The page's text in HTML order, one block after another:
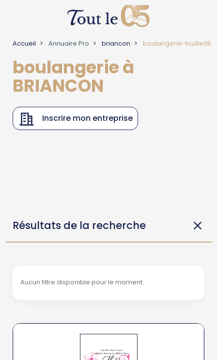
Accueil Annuaire Pro briancon boulangerie-toutle05
boulangerie à
BRIANCON
Inscrire mon entreprise
Résultats de la recherche
Aucun filtre disponible pour le moment.